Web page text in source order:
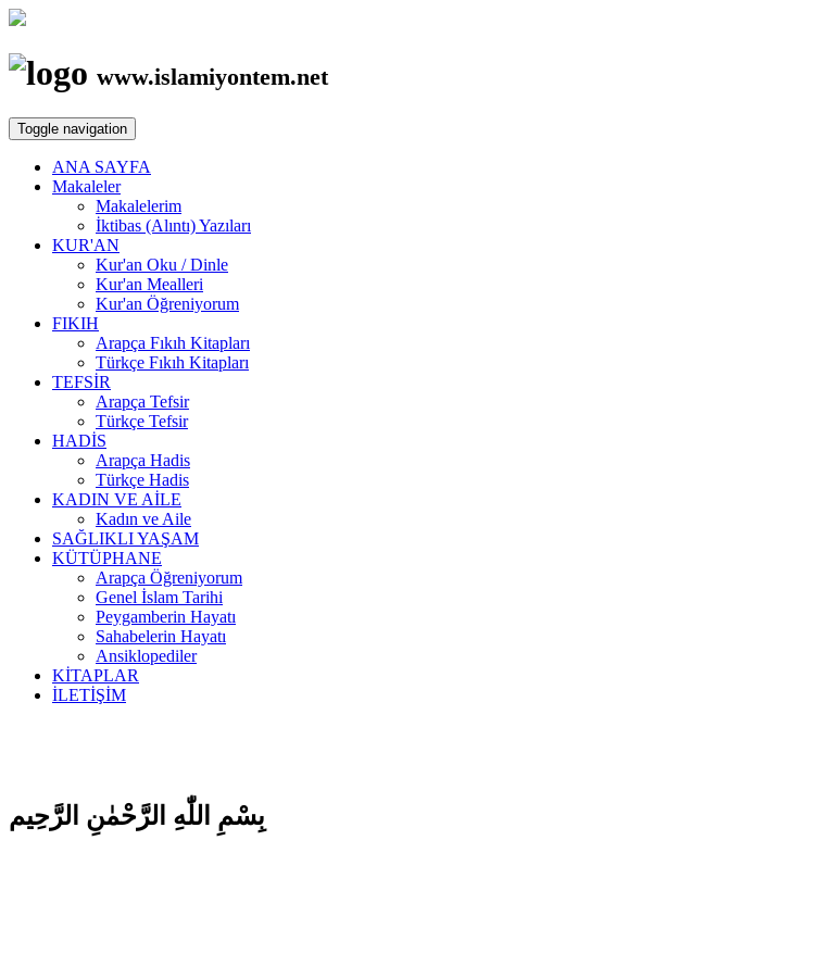
www.islamiyontem.net
Toggle navigation
ANA SAYFA
Makaleler
Makalelerim
İktibas (Alıntı) Yazıları
KUR'AN
Kur'an Oku / Dinle
Kur'an Mealleri
Kur'an Öğreniyorum
FIKIH
Arapça Fıkıh Kitapları
Türkçe Fıkıh Kitapları
TEFSİR
Arapça Tefsir
Türkçe Tefsir
HADİS
Arapça Hadis
Türkçe Hadis
KADIN VE AİLE
Kadın ve Aile
SAĞLIKLI YAŞAM
KÜTÜPHANE
Arapça Öğreniyorum
Genel İslam Tarihi
Peygamberin Hayatı
Sahabelerin Hayatı
Ansiklopediler
KİTAPLAR
İLETİŞİM
بِسْمِ اللّٰهِ الرَّحْمٰنِ الرَّحِيم